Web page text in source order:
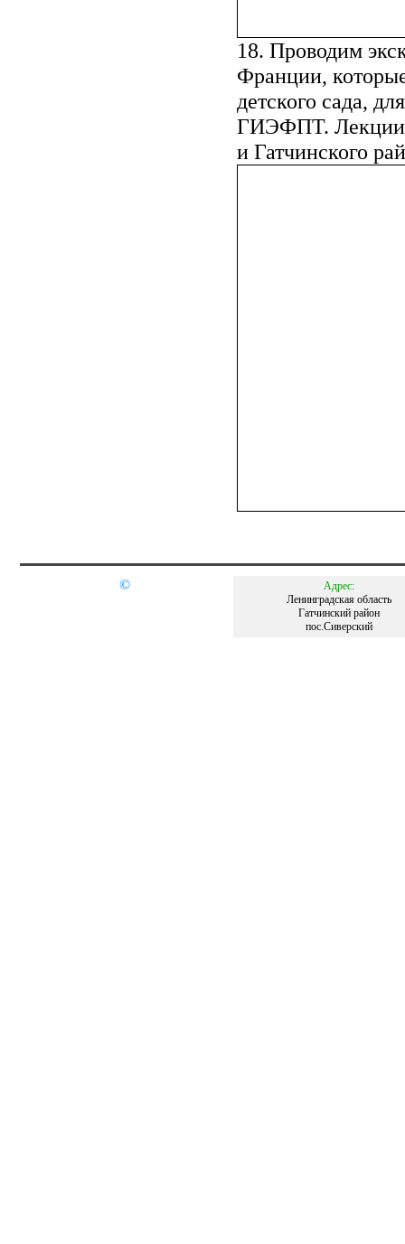
18. Проводим
Франции,
детского сада,
ГИЭФПТ. Лекции-
и Гатчинского
©
Адрес:
Ленинградская область
Гатчинский район
пос.Сиверский